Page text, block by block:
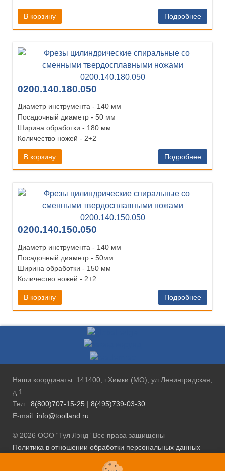
В корзину Подробнее
0200.140.180.050
Диаметр инструмента - 140 мм
Посадочный диаметр - 50 мм
Ширина обработки - 180 мм
Количество ножей - 2+2
В корзину Подробнее
0200.140.150.050
Диаметр инструмента - 140 мм
Посадочный диаметр - 50мм
Ширина обработки - 150 мм
Количество ножей - 2+2
В корзину Подробнее
Наши координаты: 141400, г.Химки (МО), ул.Ленинградская,
д.1
Тел.: 8(800)707-15-25 | 8(495)739-03-30
E-mail: info@toolland.ru
© 2026 ООО “Тул Лэнд” Все права защищены
Политика в отношении обработки персональных данных
Положение об обработке персональных данных